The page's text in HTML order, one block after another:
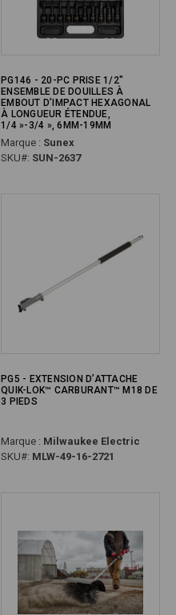
PG146 - 20-PC PRISE 1/2"
ENSEMBLE DE DOUILLES À
EMBOUT D’IMPACT HEXAGONAL
À LONGUEUR ÉTENDUE,
1/4 »-3/4 », 6MM-19MM
Marque : Sunex
SKU#: SUN-2637
PG5 - EXTENSION D’ATTACHE
QUIK-LOK™ CARBURANT™ M18 DE
3 PIEDS
Marque : Milwaukee Electric
SKU#: MLW-49-16-2721